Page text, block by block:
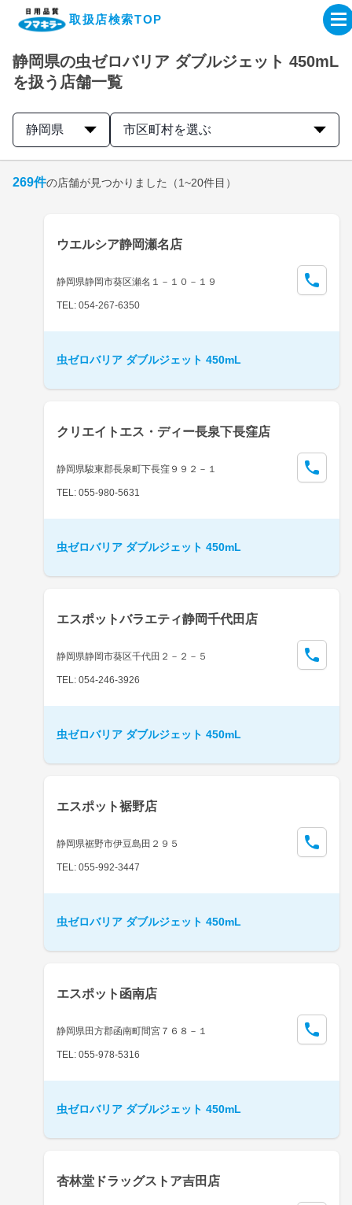
取扱店検索TOP
企業・IR情報サイト
製品情報サイト
取扱店検索はこちら
静岡県の虫ゼロバリア ダブルジェット 450mL
を扱う店舗一覧
静岡県 市区町村を選ぶ
269件の店舗が見つかりました （1~20件目）
ウエルシア静岡瀬名店
静岡県静岡市葵区瀬名１－１０－１９
TEL: 054-267-6350
虫ゼロバリア ダブルジェット 450mL
クリエイトエス・ディー長泉下長窪店
静岡県駿東郡長泉町下長窪９９２－１
TEL: 055-980-5631
虫ゼロバリア ダブルジェット 450mL
エスポットバラエティ静岡千代田店
静岡県静岡市葵区千代田２－２－５
TEL: 054-246-3926
虫ゼロバリア ダブルジェット 450mL
エスポット裾野店
静岡県裾野市伊豆島田２９５
TEL: 055-992-3447
虫ゼロバリア ダブルジェット 450mL
エスポット函南店
静岡県田方郡函南町間宮７６８－１
TEL: 055-978-5316
虫ゼロバリア ダブルジェット 450mL
杏林堂ドラッグストア吉田店